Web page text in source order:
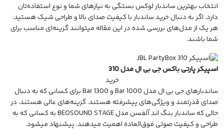
انتخاب بهترین ساندبار لوکس بستگی به نیازهای شما و نوع استفاده‌تان
دارد. اگر به دنبالخرید ساندباربا کیفیت صدای بالا و طراحی شیک هستید،
هر یک از مدل‌های بررسی‌ شده در این مقاله میتوانند گزینه‌ای مناسب برای
شما باشند.
اسپیکر پارتی باکس جی بی ال مدل 310
خرید
ساندبارهای جی بی ال مدل Bar 1000 و Bar 1300 برای کسانی که به دنبال
صدای قدرتمند و ویژگی‌های پیشرفته هستند، گزینه‌های عالی هستند، در
حالی که ساندبار بنگ اند آلفسن مدل BEOSOUND STAGE به کسانی که به
طراحی و کیفیت صوتی فوق‌العاده اهمیت میدهند، پیشنهاد میشود.